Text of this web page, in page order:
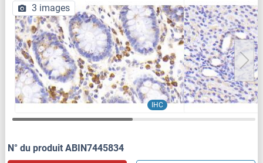
IHC
3 images
N° du produit ABIN7445834